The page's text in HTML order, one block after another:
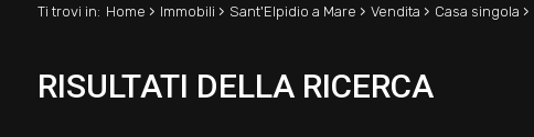
Ti trovi in: Home › Immobili › Sant'Elpidio a Mare › Vendita › Casa singola ›
RISULTATI DELLA RICERCA